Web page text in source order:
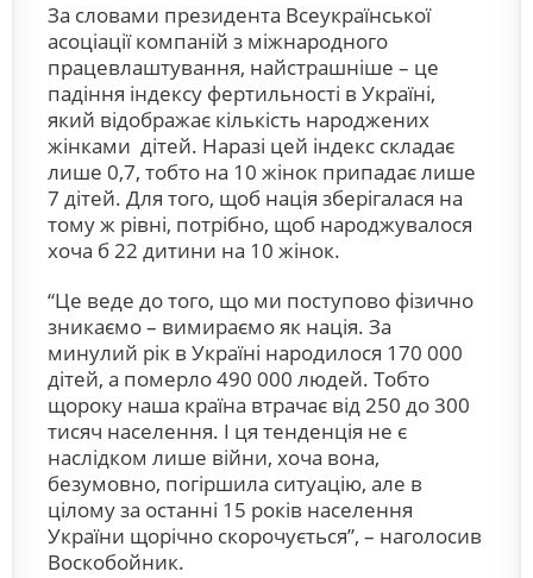
За словами президента Всеукраїнської
асоціації компаній з міжнародного
працевлаштування, найстрашніше – це
падіння індексу фертильності в Україні,
який відображає кількість народжених
жінками дітей. Наразі цей індекс складає
лише 0,7, тобто на 10 жінок припадає лише
7 дітей. Для того, щоб нація зберігалася на
тому ж рівні, потрібно, щоб народжувалося
хоча б 22 дитини на 10 жінок.
“Це веде до того, що ми поступово фізично
зникаємо – вимираємо як нація. За
минулий рік в Україні народилося 170 000
дітей, а померло 490 000 людей. Тобто
щороку наша країна втрачає від 250 до 300
тисяч населення. І ця тенденція не є
наслідком лише війни, хоча вона,
безумовно, погіршила ситуацію, але в
цілому за останні 15 років населення
України щорічно скорочується”, – наголосив
Воскобойник.